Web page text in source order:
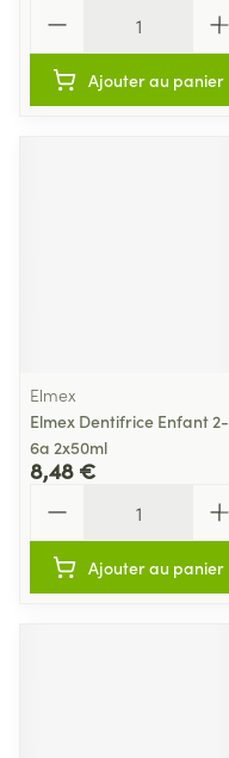
Ajouter au panier
Elmex
Elmex Dentifrice Enfant 2-
6a 2x50ml
8,48 €
Ajouter au panier